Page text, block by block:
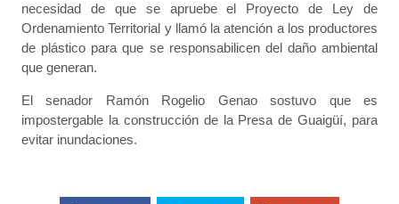
necesidad de que se apruebe el Proyecto de Ley de
Ordenamiento Territorial y llamó la atención a los productores
de plástico para que se responsabilicen del daño ambiental
que generan.
El senador Ramón Rogelio Genao sostuvo que es
impostergable la construcción de la Presa de Guaigüí, para
evitar inundaciones.